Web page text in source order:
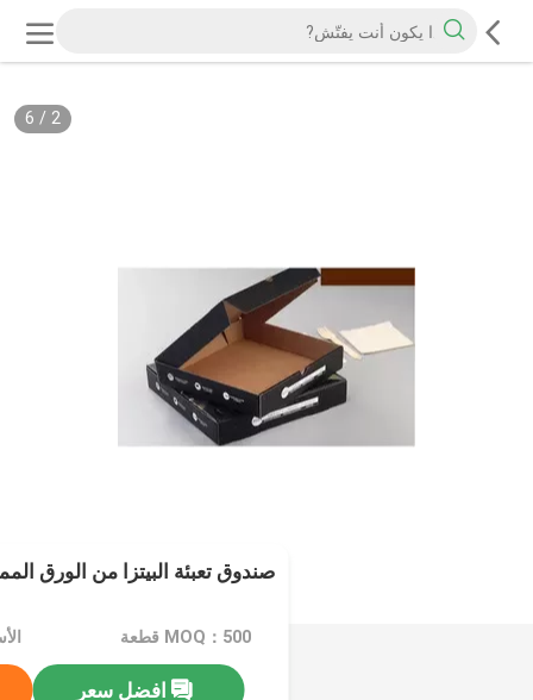
2
/
6
صندوق تعبئة البيتزا من الورق
MOQ：500 قطعة
افضل سعر